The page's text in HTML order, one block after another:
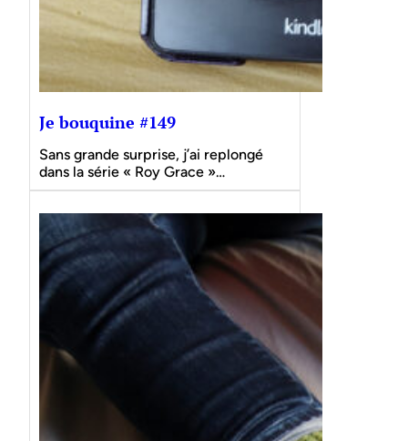
Je bouquine #149
Sans grande surprise, j’ai replongé
dans la série « Roy Grace »…